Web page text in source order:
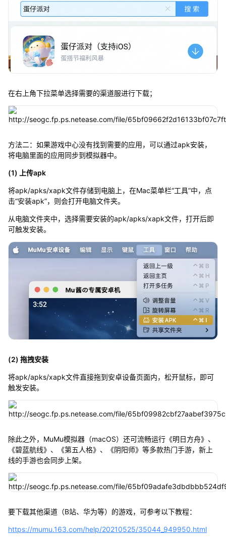
在右上角下拉菜单选择需要的渠道服进行下载；
方法二：如果游戏中心没有找到需要的应用，可以通过apk安装，
将电脑里面的应用同步到模拟器中。
(1) 上传apk
将apk/apks/xapk文件存储到电脑上，在Mac菜单栏“工具”中，点
击“安装apk”，则会打开电脑文件夹。
从电脑文件夹中，选择需要安装的apk/apks/xapk文件，打开后即
可触发安装。
(2) 拖拽安装
将apk/apks/xapk文件直接拖到安卓设备页面内，松开鼠标，即可
触发安装。
除此之外，MuMu模拟器（macOS）还可流畅运行《明日方舟》、
《碧蓝航线》、《第五人格》、《阴阳师》等多款热门手游，新上
线的手游也会同步上架。
要下载其他渠道（B站、华为等）的游戏，可参考以下教程：
https://mumu.163.com/help/20210525/35044_949950.html